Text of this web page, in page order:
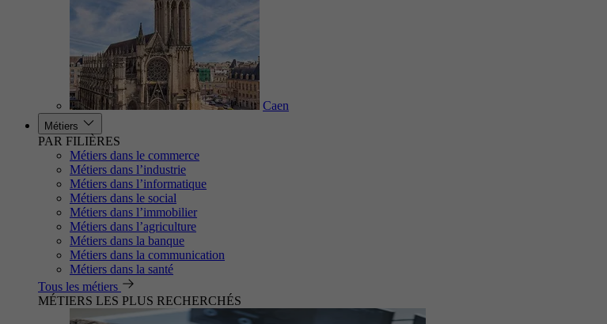
Caen
Métiers
PAR FILIÈRES
Métiers dans le commerce
Métiers dans l’industrie
Métiers dans l’informatique
Métiers dans le social
Métiers dans l’immobilier
Métiers dans l’agriculture
Métiers dans la banque
Métiers dans la communication
Métiers dans la santé
Tous les métiers
MÉTIERS LES PLUS RECHERCHÉS